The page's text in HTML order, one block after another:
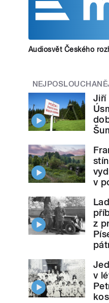
Audiosvět Českého
Jiří
v
z
v